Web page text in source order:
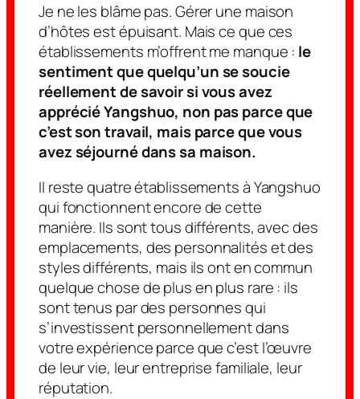
Je ne les blâme pas. Gérer une maison
d’hôtes est épuisant. Mais ce que ces
établissements m’offrent me manque : le
sentiment que quelqu’un se soucie
réellement de savoir si vous avez
apprécié Yangshuo, non pas parce que
c’est son travail, mais parce que vous
avez séjourné dans sa maison.
Il reste quatre établissements à Yangshuo
qui fonctionnent encore de cette
manière. Ils sont tous différents, avec des
emplacements, des personnalités et des
styles différents, mais ils ont en commun
quelque chose de plus en plus rare : ils
sont tenus par des personnes qui
s’investissent personnellement dans
votre expérience parce que c’est l’œuvre
de leur vie, leur entreprise familiale, leur
réputation.